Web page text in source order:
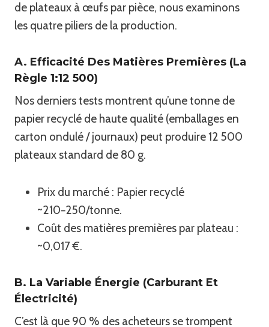
de plateaux à œufs par pièce, nous examinons
les quatre piliers de la production.
A. Efficacité Des Matières Premières (la
Règle 1:12 500)
Nos derniers tests montrent qu’une tonne de
papier recyclé de haute qualité (emballages en
carton ondulé / journaux) peut produire 12 500
plateaux standard de 80 g.
Prix du marché : Papier recyclé
~210−250/tonne.
Coût des matières premières par plateau :
~0,017 €.
B. La Variable Énergie (carburant Et
Électricité)
C’est là que 90 % des acheteurs se trompent